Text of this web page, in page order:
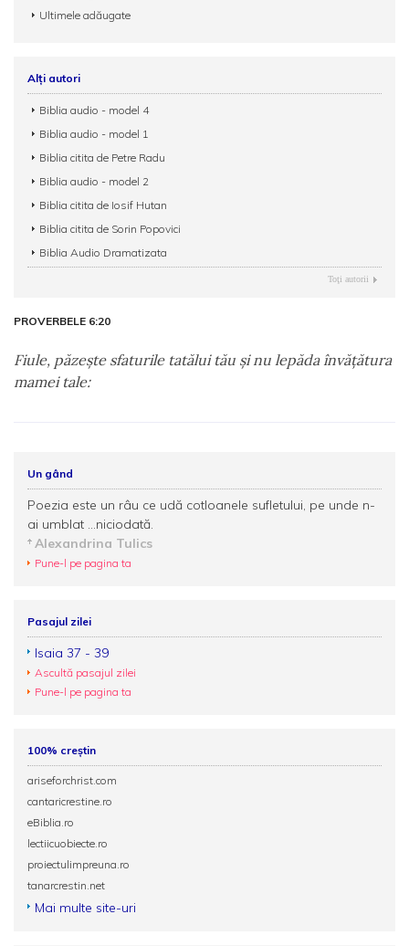
Ultimele adăugate
Alți autori
Biblia audio - model 4
Biblia audio - model 1
Biblia citita de Petre Radu
Biblia audio - model 2
Biblia citita de Iosif Hutan
Biblia citita de Sorin Popovici
Biblia Audio Dramatizata
Toţi autorii
PROVERBELE 6:20
Fiule, păzeşte sfaturile tatălui tău şi nu lepăda învăţătura
mamei tale:
Un gând
Poezia este un râu ce udă cotloanele sufletului, pe unde n-
ai umblat ...niciodată.
Alexandrina Tulics
Pune-l pe pagina ta
Pasajul zilei
Isaia 37 - 39
Ascultă pasajul zilei
Pune-l pe pagina ta
100% creștin
ariseforchrist.com
cantaricrestine.ro
eBiblia.ro
lectiicuobiecte.ro
proiectulimpreuna.ro
tanarcrestin.net
Mai multe site-uri